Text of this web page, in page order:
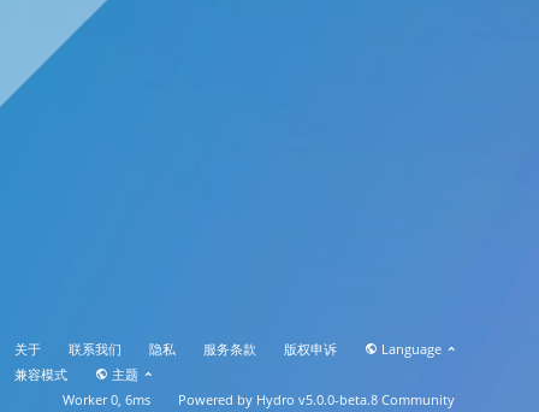
关于 联系我们 隐私 服务条款 版权申诉
Language
兼容模式
主题
Worker 0, 6ms
Powered by Hydro v5.0.0-beta.8 Community